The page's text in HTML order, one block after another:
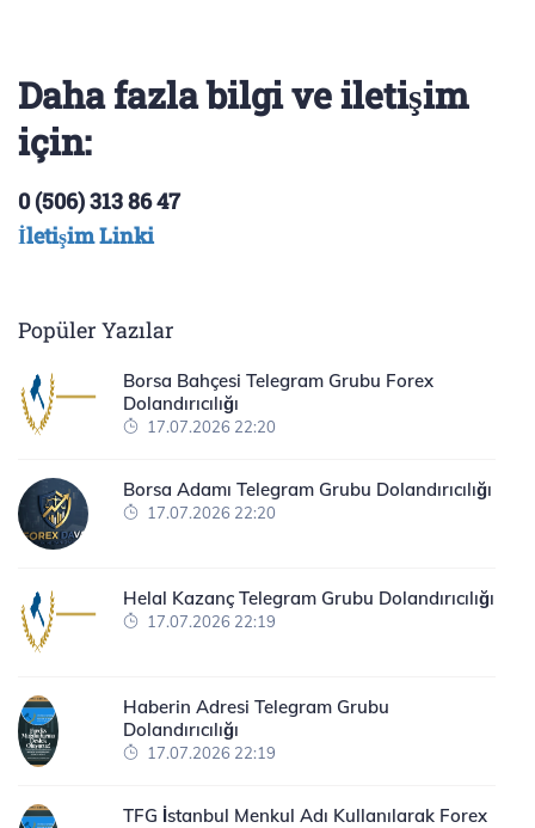
Daha fazla bilgi ve iletişim
için:
0 (506) 313 86 47
İletişim Linki
Popüler Yazılar
Borsa Bahçesi Telegram Grubu Forex
Dolandırıcılığı
17.07.2026 22:20
Borsa Adamı Telegram Grubu Dolandırıcılığı
17.07.2026 22:20
Helal Kazanç Telegram Grubu Dolandırıcılığı
17.07.2026 22:19
Haberin Adresi Telegram Grubu
Dolandırıcılığı
17.07.2026 22:19
TFG İstanbul Menkul Adı Kullanılarak Forex